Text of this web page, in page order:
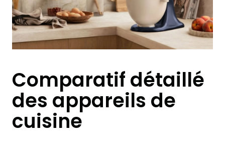
Comparatif détaillé
des appareils de
cuisine